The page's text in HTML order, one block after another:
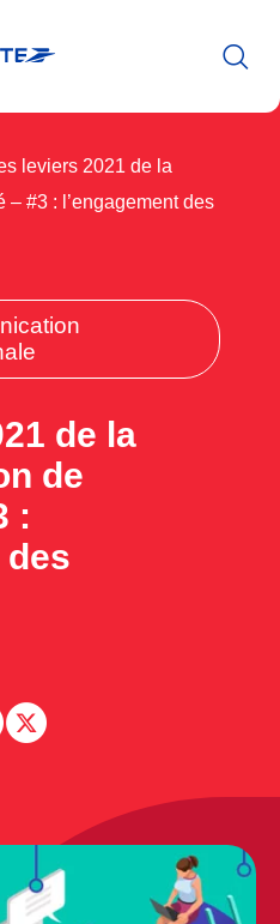
leviers 2021 de la
#3 : l’engagement des
de la
de
:
des